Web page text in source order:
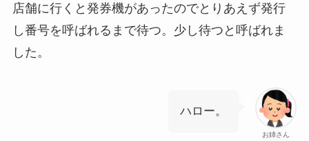
店舗に行くと発券機があったのでとりあえず発行
し番号を呼ばれるまで待つ。少し待つと呼ばれま
した。
お姉さん
ハロー。